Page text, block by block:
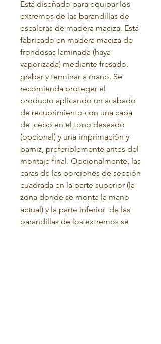
Está diseñado para equipar los
extremos de las barandillas de
escaleras de madera maciza. Está
fabricado en madera maciza de
frondosas laminada (haya
vaporizada) mediante fresado,
grabar y terminar a mano. Se
recomienda proteger el
producto aplicando un acabado
de recubrimiento con una capa
de cebo en el tono deseado
(opcional) y una imprimación y
barniz, preferiblemente antes del
montaje final. Opcionalmente, las
caras de las porciones de sección
cuadrada en la parte superior (la
zona donde se monta la mano
actual) y la parte inferior de las
barandillas de los extremos se